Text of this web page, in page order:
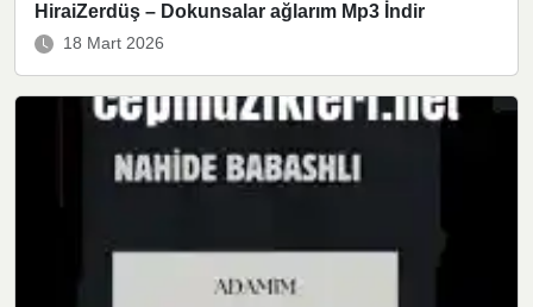
HiraiZerdüş – Dokunsalar ağlarım Mp3 İndir
18 Mart 2026